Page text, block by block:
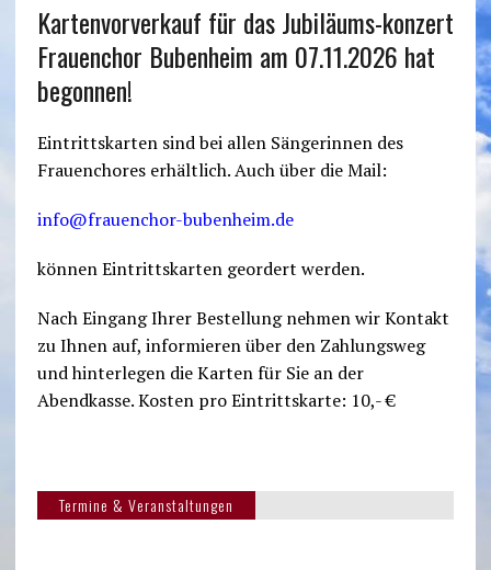
Kartenvorverkauf für das Jubiläums-konzert
Frauenchor Bubenheim am 07.11.2026 hat
begonnen!
Eintrittskarten sind bei allen Sängerinnen des
Frauenchores erhältlich. Auch über die Mail:
info@frauenchor-bubenheim.de
können Eintrittskarten geordert werden.
Nach Eingang Ihrer Bestellung nehmen wir Kontakt
zu Ihnen auf, informieren über den Zahlungsweg
und hinterlegen die Karten für Sie an der
Abendkasse. Kosten pro Eintrittskarte: 10,- €
Termine & Veranstaltungen